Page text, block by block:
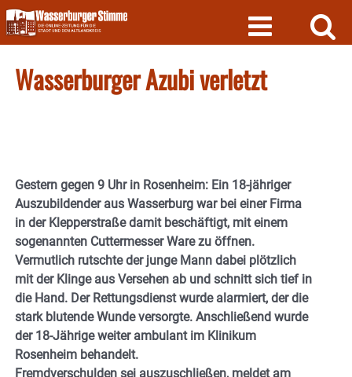
Skip
to
content
Wasserburger Azubi verletzt
Gestern gegen 9 Uhr in Rosenheim: Ein 18-jähriger
Auszubildender aus Wasserburg war bei einer Firma
in der Klepperstraße damit beschäftigt, mit einem
sogenannten Cuttermesser Ware zu öffnen.
Vermutlich rutschte der junge Mann dabei plötzlich
mit der Klinge aus Versehen ab und schnitt sich tief in
die Hand. Der Rettungsdienst wurde alarmiert, der die
stark blutende Wunde versorgte. Anschließend wurde
der 18-Jährige weiter ambulant im Klinikum
Rosenheim behandelt.
Fremdverschulden sei auszuschließen, meldet am